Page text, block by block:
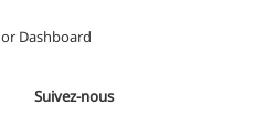
Dashboard
Suivez-nous